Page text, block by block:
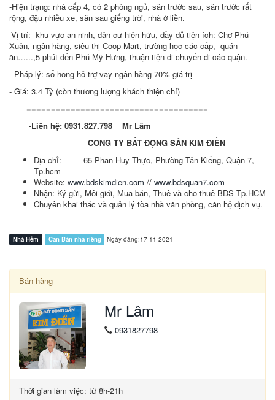
-Hiện trạng: nhà cấp 4, có 2 phòng ngủ, sân trước sau, sân trước rất
rộng, đậu nhiều xe, sân sau giếng trời, nhà ở liền.
-Vị trí: khu vực an ninh, dân cư hiện hữu, đầy đủ tiện ích: Chợ Phú
Xuân, ngân hàng, siêu thị Coop Mart, trường học các cấp, quán
ăn…...,5 phút đến Phú Mỹ Hưng, thuận tiện di chuyển đi các quận.
- Pháp lý: sổ hồng hỗ trợ vay ngân hàng 70% giá trị
- Giá: 3.4 Tỷ (còn thương lượng khách thiện chí)
=====================================
-Liên hệ: 0931.827.798
Mr Lâm
CÔNG TY BẤT ĐỘNG SẢN KIM ĐIỀN
Địa chỉ: 65 Phan Huy Thực, Phường Tân Kiểng, Quận 7,
Tp.hcm
Website: www.bdskimdien.com // www.bdsquan7.com
Nhận: Ký gửi, Môi giới, Mua bán, Thuê và cho thuê BĐS Tp.HCM
Chuyên khai thác và quản lý tòa nhà văn phòng, căn hộ dịch vụ.
Nhà Hẻm Cần Bán nhà riêng Ngày đăng:17-11-2021
Bán hàng
Mr Lâm
0931827798
Thời gian làm việc: từ 8h-21h